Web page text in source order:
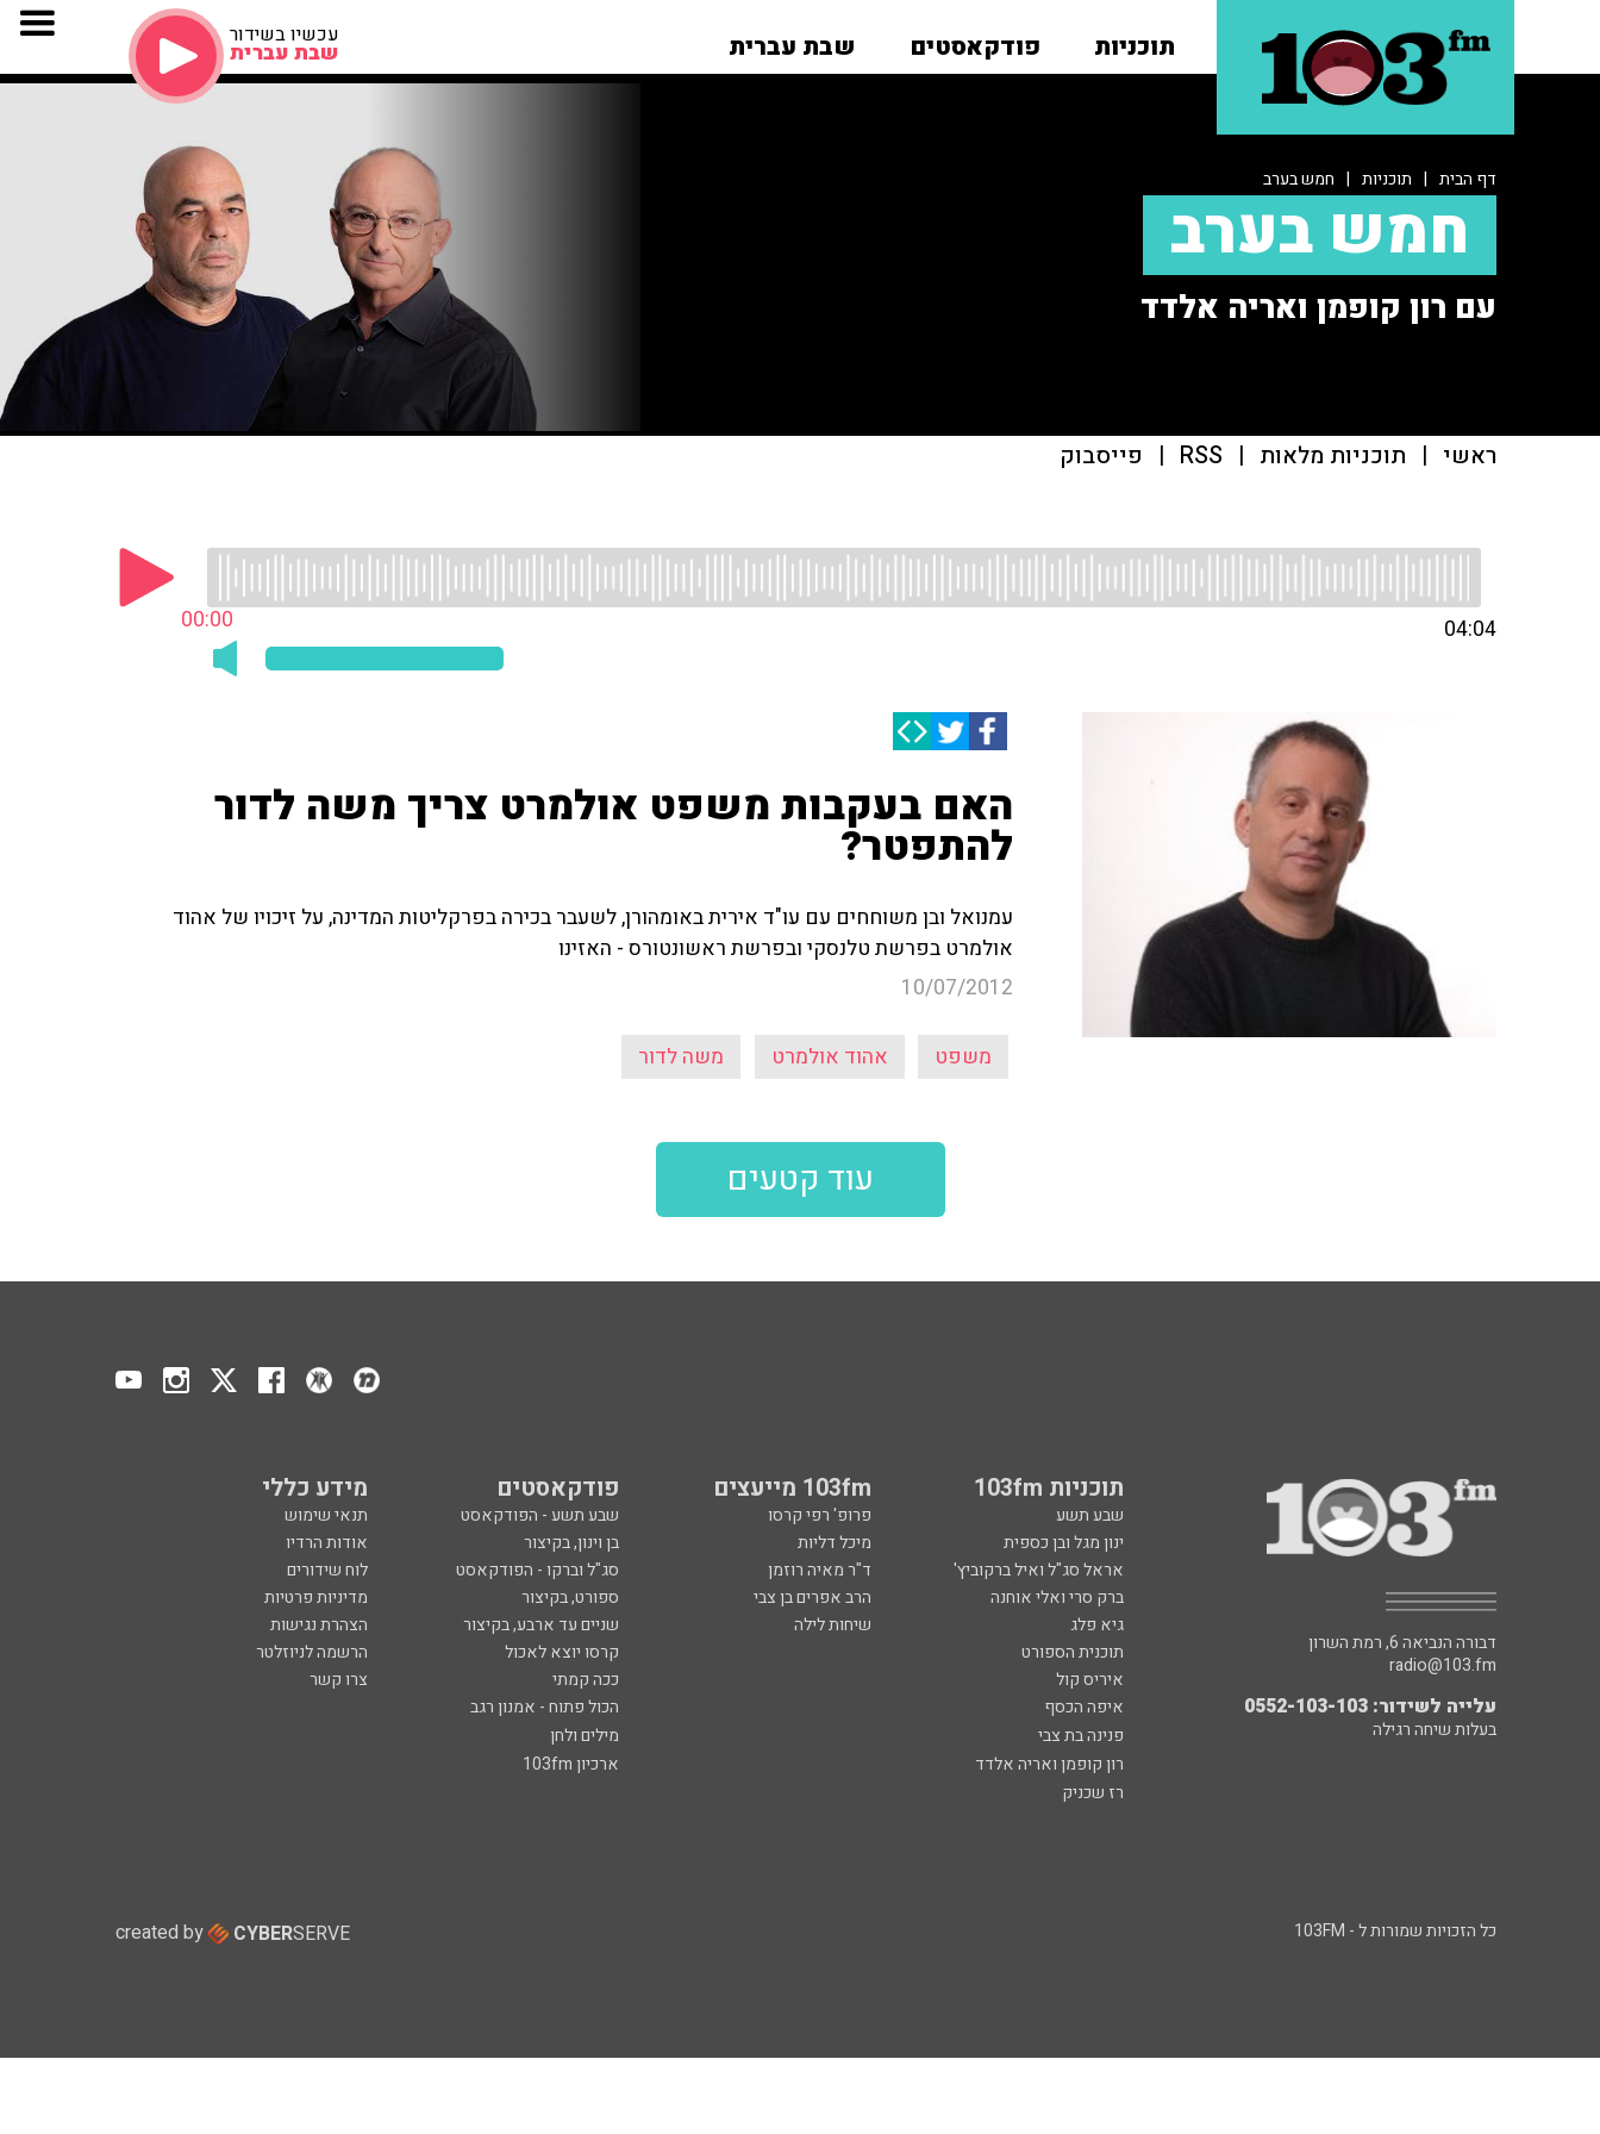
תוכניות פודקאסטים שבת עברית עכשיו בשידור
שבת עברית
דף הבית | תוכניות | חמש בערב
חמש בערב
עם רון קופמן ואריה אלדד
ראשי | תוכניות מלאות |
RSS
| פייסבוק
00:00 04:04
האם בעקבות משפט אולמרט צריך משה לדור
להתפטר?
עמנואל ובן משוחחים עם עו"ד אירית באומהורן, לשעבר בכירה בפרקליטות המדינה, על זיכויו של אהוד
אולמרט בפרשת טלנסקי ובפרשת ראשונטורס - האזינו
10/07/2012
משפט אהוד אולמרט משה לדור
עוד קטעים
תוכניות 103fm 103fm מייעצים פודקאסטים מידע כללי
שבע תשע פרופ' רפי קרסו שבע תשע - הפודקאסט
תנאי שימוש
ינון מגל ובן כספית
מיכל דליות בן וינון, בקיצור
אודות הרדיו
אראל סג"ל ואיל ברקוביץ'
ד"ר מאיה רוזמן סג"ל וברקו - הפודקאסט
לוח שידורים
ברק סרי ואלי אוחנה
הרב אפרים בן צבי ספורט, בקיצור
מדיניות פרטיות
גיא פלג
שיחות לילה שניים עד ארבע, בקיצור
הצהרת נגישות
תוכנית הספורט
קרסו יוצא לאכול
הרשמה לניוזלטר
איריס קול
ככה קמתי
צרו קשר
איפה הכסף
הכול פתוח - אמנון רגב
פנינה בת צבי
מילים ולחן
רון קופמן ואריה אלדד
ארכיון 103fm
רז שכניק
דבורה הנביאה 6, רמת השרון
radio@103.fm
עלייה לשידור: 0552-103-103
בעלות שיחה רגילה
כל הזכויות שמורות ל - 103FM created by CYBERSERVE